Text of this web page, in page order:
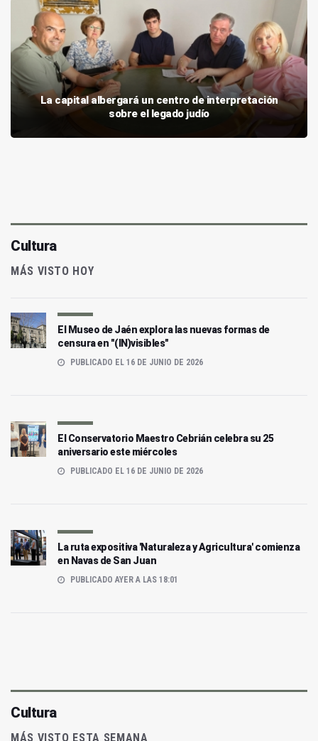
La capital albergará un centro de interpretación
sobre el legado judío
Cultura
MÁS VISTO HOY
El Museo de Jaén explora las nuevas formas de
censura en "(IN)visibles"
PUBLICADO EL 16 DE JUNIO DE 2026
El Conservatorio Maestro Cebrián celebra su 25
aniversario este miércoles
PUBLICADO EL 16 DE JUNIO DE 2026
La ruta expositiva 'Naturaleza y Agricultura' comienza
en Navas de San Juan
PUBLICADO AYER A LAS 18:01
Cultura
MÁS VISTO ESTA SEMANA